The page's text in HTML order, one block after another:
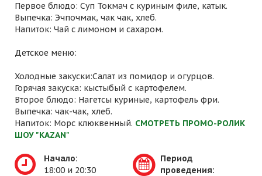
Первое блюдо: Суп Токмач с куриным филе, катык.
Выпечка: Эчпочмак, чак чак, хлеб.
Напиток: Чай с лимоном и сахаром.
Детское меню:
Холодные закуски:Салат из помидор и огурцов.
Горячая закуска: кыстыбый с картофелем.
Второе блюдо: Нагетсы куриные, картофель фри.
Выпечка: чак-чак, хлеб.
Напиток: Морс клюквенный. СМОТРЕТЬ ПРОМО-РОЛИК
ШОУ "KAZAN"
Начало:
18:00 и 20:30
Период
проведения: